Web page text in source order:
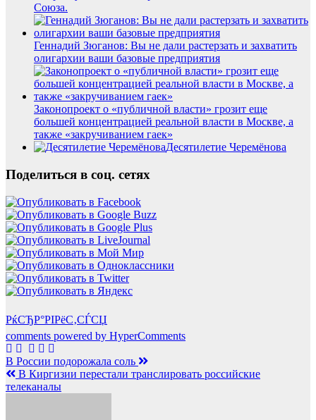
Союза.
Геннадий Зюганов: Вы не дали растерзать и захватить
олигархии ваши базовые предприятия
Законопроект о «публичной власти» грозит еще
большей концентрацией реальной власти в Москве, а
также «закручиванием гаек»
Десятилетие Черемёнова
Поделиться в соц. сетях
РќСЂР°РІРёС‚СЃСЏ
comments powered by HyperComments
Навигация
по
В России подорожала соль
В Киргизии перестали транслировать российские
телеканалы